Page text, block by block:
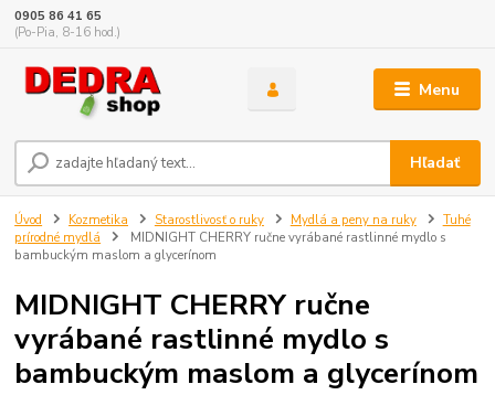
Menu
Hľadať
0905 86 41 65
(Po-Pia, 8-16 hod.)
Úvod Kozmetika Starostlivosť o ruky Mydlá a peny na ruky
Tuhé
prírodné mydlá
MIDNIGHT CHERRY ručne vyrábané rastlinné mydlo s
bambuckým maslom a glycerínom
MIDNIGHT CHERRY ručne
vyrábané rastlinné mydlo s
bambuckým maslom a glycerínom